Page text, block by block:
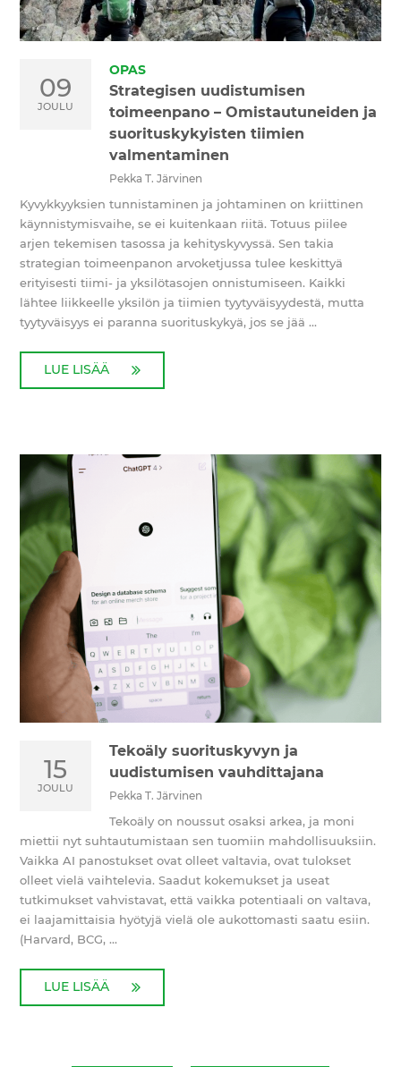
09
JOULU
OPAS
Strategisen uudistumisen
toimeenpano – Omistautuneiden ja
suorituskykyisten tiimien
valmentaminen
Pekka T. Järvinen
Kyvykkyyksien tunnistaminen ja johtaminen on kriittinen
käynnistymisvaihe, se ei kuitenkaan riitä. Totuus piilee
arjen tekemisen tasossa ja kehityskyvyssä. Sen takia
strategian toimeenpanon arvoketjussa tulee keskittyä
erityisesti tiimi- ja yksilötasojen onnistumiseen. Kaikki
lähtee liikkeelle yksilön ja tiimien tyytyväisyydestä, mutta
tyytyväisyys ei paranna suorituskykyä, jos se jää ...
LUE LISÄÄ
15
JOULU
Tekoäly suorituskyvyn ja
uudistumisen vauhdittajana
Pekka T. Järvinen
Tekoäly on noussut osaksi arkea, ja moni
miettii nyt suhtautumistaan sen tuomiin mahdollisuuksiin.
Vaikka AI panostukset ovat olleet valtavia, ovat tulokset
olleet vielä vaihtelevia. Saadut kokemukset ja useat
tutkimukset vahvistavat, että vaikka potentiaali on valtava,
ei laajamittaisia hyötyjä vielä ole aukottomasti saatu esiin.
(Harvard, BCG, ...
LUE LISÄÄ